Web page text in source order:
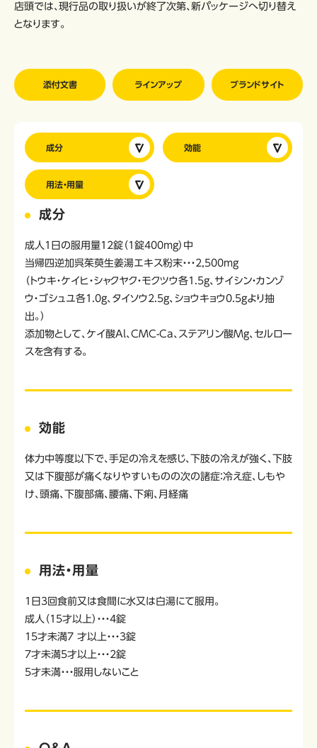
添付文書 ラインアップ ブランドサイト
店頭では、現行品の取り扱いが終了次第、新パッケージへ切り替え
となります。
成分 効能
用法・用量
成分
成人1日の服用量12錠（1錠400mg）中
当帰四逆加呉茱萸生姜湯エキス粉末・・・2,500mg
（トウキ・ケイヒ・シャクヤク・モクツウ各1.5g、サイシン・カンゾ
ウ・ゴシュユ各1.0g、タイソウ2.5g、ショウキョウ0.5gより抽
出。）
添加物として、ケイ酸Al、CMC-Ca、ステアリン酸Mg、セルロー
スを含有する。
効能
体力中等度以下で、手足の冷えを感じ、下肢の冷えが強く、下肢
又は下腹部が痛くなりやすいものの次の諸症：冷え症、しもや
け、頭痛、下腹部痛、腰痛、下痢、月経痛
用法・用量
1日3回食前又は食間に水又は白湯にて服用。
成人（15才以上）・・・4錠
15才未満7 才以上・・・3錠
7才未満5才以上・・・2錠
5才未満・・・服用しないこと